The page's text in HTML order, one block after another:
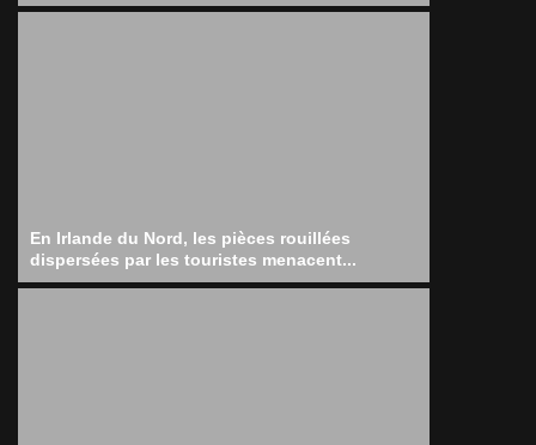
En Irlande du Nord, les pièces rouillées
dispersées par les touristes menacent...